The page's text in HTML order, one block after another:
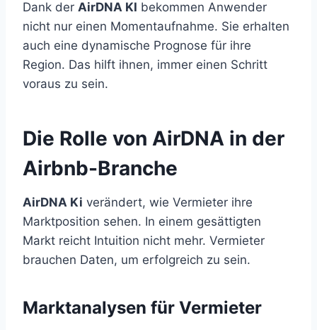
Dank der AirDNA KI bekommen Anwender
nicht nur einen Momentaufnahme. Sie erhalten
auch eine dynamische Prognose für ihre
Region. Das hilft ihnen, immer einen Schritt
voraus zu sein.
Die Rolle von AirDNA in der
Airbnb-Branche
AirDNA Ki verändert, wie Vermieter ihre
Marktposition sehen. In einem gesättigten
Markt reicht Intuition nicht mehr. Vermieter
brauchen Daten, um erfolgreich zu sein.
Marktanalysen für Vermieter